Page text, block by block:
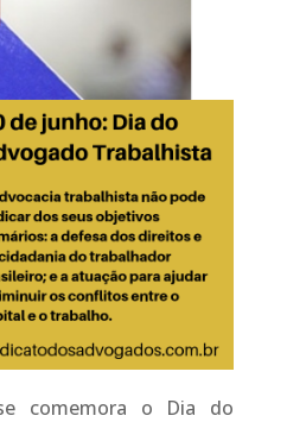
comemora o Dia do